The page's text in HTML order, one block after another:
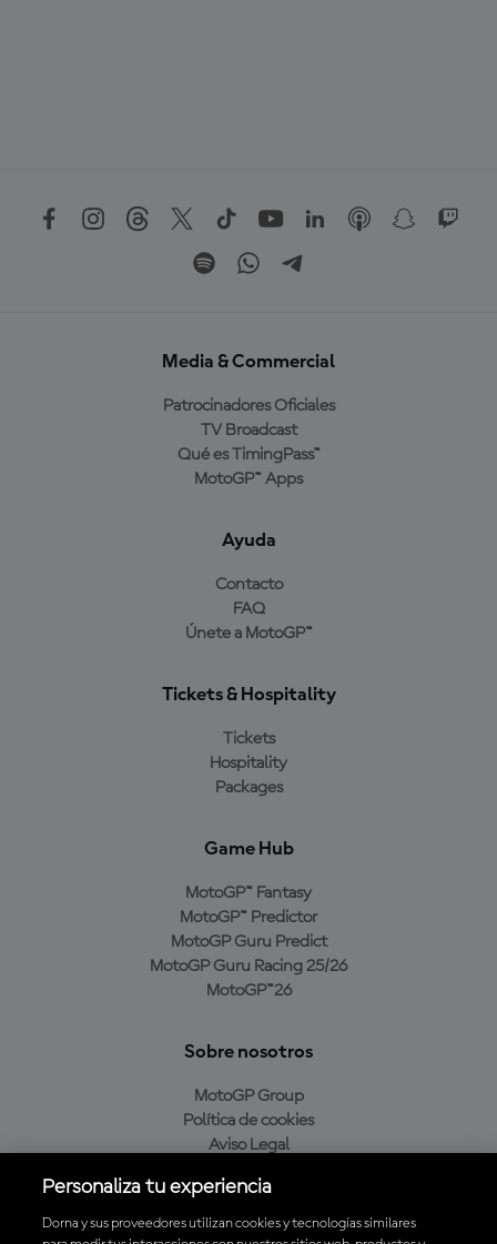
Media & Commercial
Patrocinadores Oficiales
TV Broadcast
Qué es TimingPass™
MotoGP™ Apps
Ayuda
Contacto
FAQ
Únete a MotoGP™
Tickets & Hospitality
Tickets
Hospitality
Packages
Game Hub
MotoGP™ Fantasy
MotoGP™ Predictor
MotoGP Guru Predict
MotoGP Guru Racing 25/26
MotoGP™26
Sobre nosotros
MotoGP Group
Política de cookies
Aviso Legal
Política de compra
Personaliza tu experiencia
Dorna y sus proveedores utilizan cookies y tecnologías similares